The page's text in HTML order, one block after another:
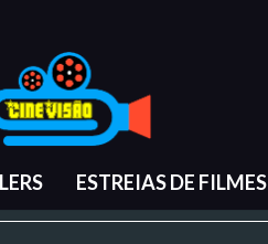
ESTREIAS DE FILMES